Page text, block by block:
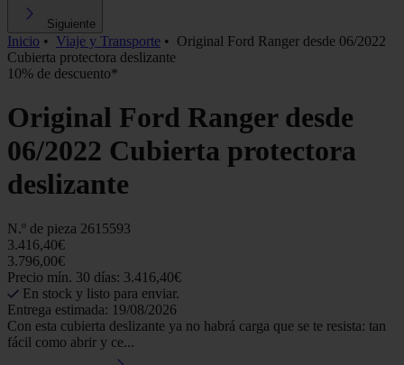
Siguiente
Inicio • Viaje y Transporte • Original Ford Ranger desde 06/2022
Cubierta protectora deslizante
10% de descuento*
Original Ford Ranger desde
06/2022 Cubierta protectora
deslizante
N.º de pieza 2615593
3.416,40€
3.796,00€
Precio mín. 30 días: 3.416,40€
En stock y listo para enviar.
Entrega estimada: 19/08/2026
Con esta cubierta deslizante ya no habrá carga que se te resista: tan
fácil como abrir y ce...